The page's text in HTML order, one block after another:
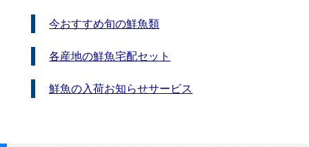
今おすすめ旬の鮮魚類
各産地の鮮魚宅配セット
鮮魚の入荷お知らせサービス